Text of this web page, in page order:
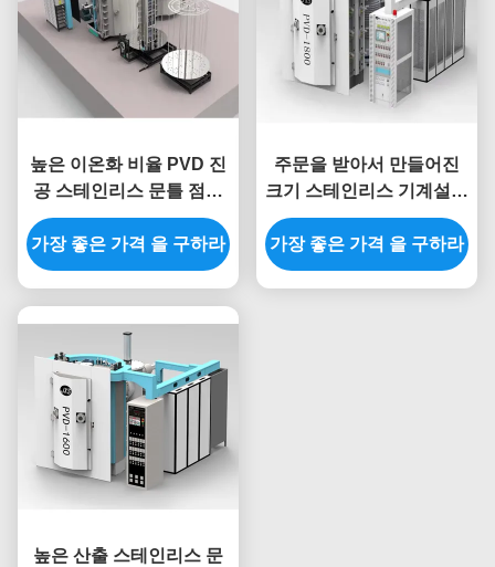
높은 이온화 비율 PVD 진
공 스테인리스 문틀 점화
기계설비를 위한 티타늄
질화물 코팅 기계
가장 좋은 가격 을 구하라
주문을 받아서 만들어진
크기 스테인리스 기계설비
문틀 PVD 진공 육체적인
수증기 공술서 기계
가장 좋은 가격 을 구하라
높은 산출 스테인리스 문